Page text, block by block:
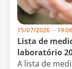
15/07/2026 - 19:06
Lista de
laboratório
A lista de